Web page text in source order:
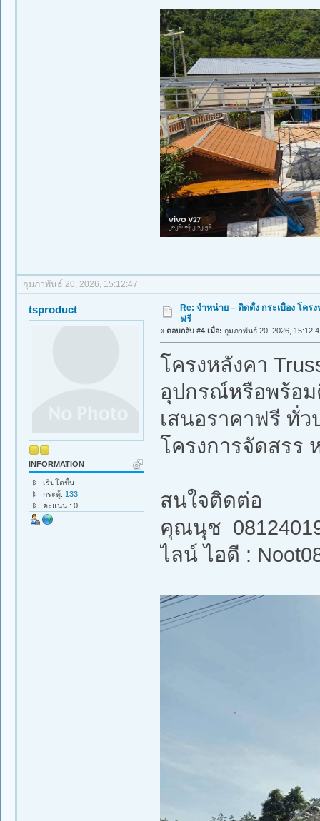
กุมภาพันธ์ 20, 2026, 15:12:47
tsproduct
INFORMATION
เริ่มโตขึ้น
กระทู้: 133
คะแนน : 0
Re: จำหน่าย – ติดตั้ง กระเบื้อง โคร
ฟรี
« ตอบกลับ #4 เมื่อ: กุมภาพันธ์ 20, 2026,
โครงหลังคา
อุปกรณ์หรือพร้อม
เสนอราคาฟรี ทั่
โครงการจัดสรร
สนใจติดต่อ
คุณนุช
ไลน์ ไอดี :